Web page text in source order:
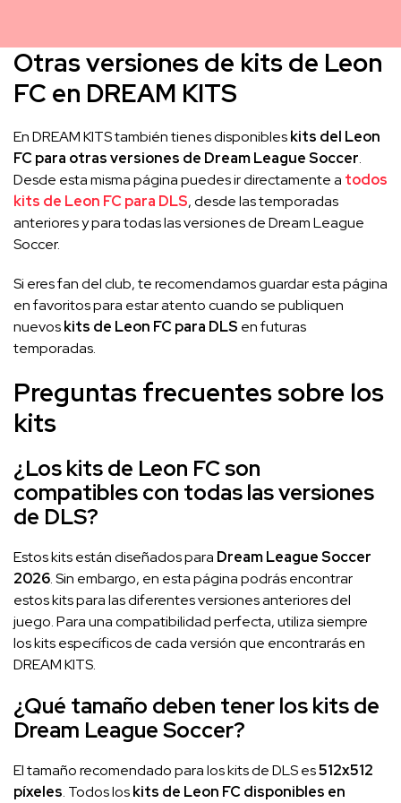
Otras versiones de kits de Leon
FC en DREAM KITS
En DREAM KITS también tienes disponibleskits del Leon
FC para otras versiones de Dream League Soccer.
Desde esta misma página puedes ir directamente a todos
kits de Leon FC para DLS, desde las temporadas
anteriores y para todas las versiones de Dream League
Soccer.
Si eres fan del club, te recomendamos guardar esta página
en favoritos para estar atento cuando se publiquen
nuevoskits de Leon FC para DLS en futuras
temporadas.
Preguntas frecuentes sobre los
kits
¿Los kits de Leon FC son
compatibles con todas las versiones
de DLS?
Estos kits están diseñados para Dream League Soccer
2026. Sin embargo, en esta página podrás encontrar
estos kits para las diferentes versiones anteriores del
juego. Para una compatibilidad perfecta, utiliza siempre
los kits específicos de cada versión que encontrarás en
DREAM KITS.
¿Qué tamaño deben tener los kits de
Dream League Soccer?
El tamaño recomendado para los kits de DLS es512x512
píxeles. Todos loskits de Leon FC disponibles en